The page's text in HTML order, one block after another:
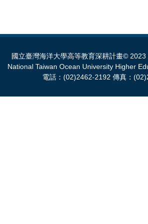
國立臺灣海洋大學高等教育深耕計畫© 2023
National Taiwan Ocean University Higher
電話：(02)2462-2192 傳真：